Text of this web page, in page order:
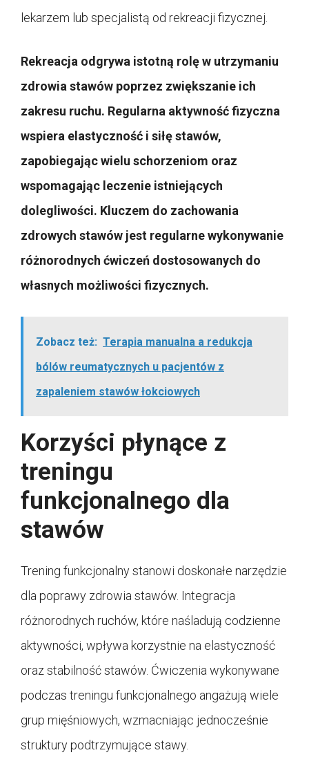
lekarzem lub specjalistą od rekreacji fizycznej.
Rekreacja odgrywa istotną rolę w utrzymaniu
zdrowia stawów poprzez zwiększanie ich
zakresu ruchu. Regularna aktywność fizyczna
wspiera elastyczność i siłę stawów,
zapobiegając wielu schorzeniom oraz
wspomagając leczenie istniejących
dolegliwości. Kluczem do zachowania
zdrowych stawów jest regularne wykonywanie
różnorodnych ćwiczeń dostosowanych do
własnych możliwości fizycznych.
Zobacz też: Terapia manualna a redukcja
bólów reumatycznych u pacjentów z
zapaleniem stawów łokciowych
Korzyści płynące z
treningu
funkcjonalnego dla
stawów
Trening funkcjonalny stanowi doskonałe narzędzie
dla poprawy zdrowia stawów. Integracja
różnorodnych ruchów, które naśladują codzienne
aktywności, wpływa korzystnie na elastyczność
oraz stabilność stawów. Ćwiczenia wykonywane
podczas treningu funkcjonalnego angażują wiele
grup mięśniowych, wzmacniając jednocześnie
struktury podtrzymujące stawy.